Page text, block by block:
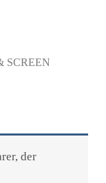
SCREEN
der